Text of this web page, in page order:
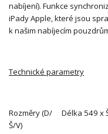
nabíjení). Funkce
iPady Apple, které jsou
k našim nabíjecím
Technické parametry
Rozměry (D/
Š/V)
Délka 549 x